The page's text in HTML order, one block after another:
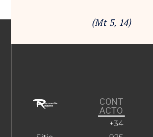
(Mt 5, 14)
CONT
ACTO
+34